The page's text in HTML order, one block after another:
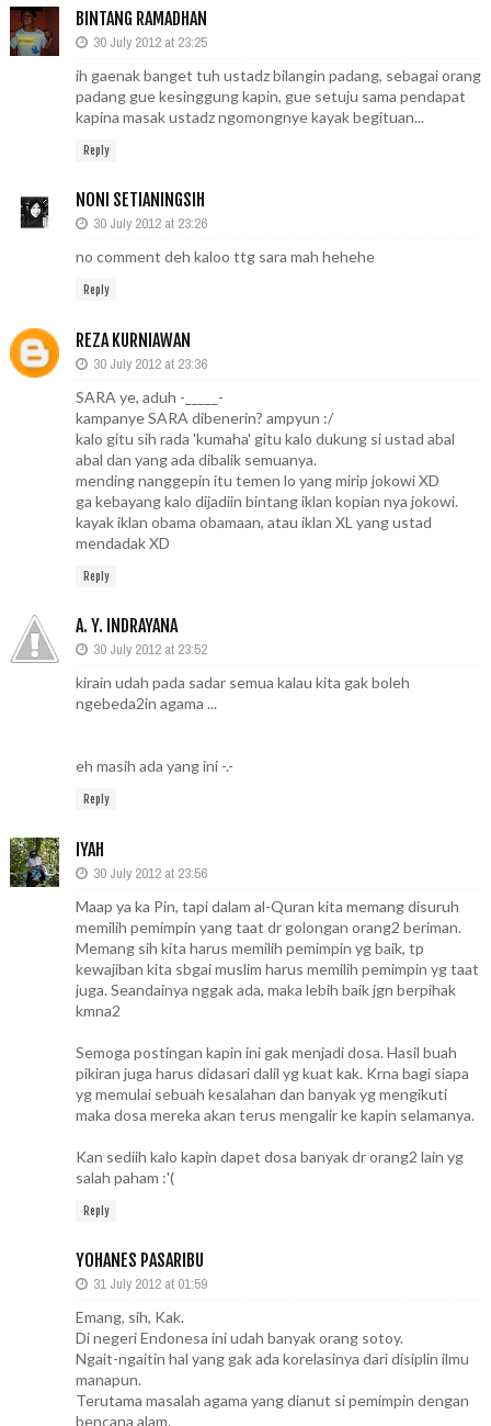
BINTANG RAMADHAN
30 July 2012 at 23:25
ih gaenak banget tuh ustadz bilangin padang, sebagai orang
padang gue kesinggung kapin, gue setuju sama pendapat
kapina masak ustadz ngomongnye kayak begituan...
Reply
NONI SETIANINGSIH
30 July 2012 at 23:26
no comment deh kaloo ttg sara mah hehehe
Reply
REZA KURNIAWAN
30 July 2012 at 23:36
SARA ye, aduh -_____-
kampanye SARA dibenerin? ampyun :/
kalo gitu sih rada 'kumaha' gitu kalo dukung si ustad abal
abal dan yang ada dibalik semuanya.
mending nanggepin itu temen lo yang mirip jokowi XD
ga kebayang kalo dijadiin bintang iklan kopian nya jokowi.
kayak iklan obama obamaan, atau iklan XL yang ustad
mendadak XD
Reply
A. Y. INDRAYANA
30 July 2012 at 23:52
kirain udah pada sadar semua kalau kita gak boleh
ngebeda2in agama ...
eh masih ada yang ini -.-
Reply
IYAH
30 July 2012 at 23:56
Maap ya ka Pin, tapi dalam al-Quran kita memang disuruh
memilih pemimpin yang taat dr golongan orang2 beriman.
Memang sih kita harus memilih pemimpin yg baik, tp
kewajiban kita sbgai muslim harus memilih pemimpin yg taat
juga. Seandainya nggak ada, maka lebih baik jgn berpihak
kmna2
Semoga postingan kapin ini gak menjadi dosa. Hasil buah
pikiran juga harus didasari dalil yg kuat kak. Krna bagi siapa
yg memulai sebuah kesalahan dan banyak yg mengikuti
maka dosa mereka akan terus mengalir ke kapin selamanya.
Kan sediih kalo kapin dapet dosa banyak dr orang2 lain yg
salah paham :'(
Reply
YOHANES PASARIBU
31 July 2012 at 01:59
Emang, sih, Kak.
Di negeri Endonesa ini udah banyak orang sotoy.
Ngait-ngaitin hal yang gak ada korelasinya dari disiplin ilmu
manapun.
Terutama masalah agama yang dianut si pemimpin dengan
bencana alam.